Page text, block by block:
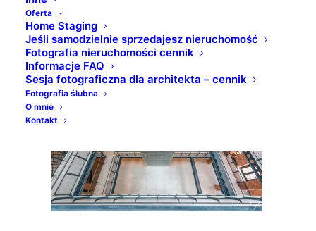
Oferta
Home Staging
Jeśli samodzielnie sprzedajesz nieruchomość
Fotografia nieruchomości cennik
Informacje FAQ
Sesja fotograficzna dla architekta – cennik
Fotografia ślubna
O mnie
Kontakt